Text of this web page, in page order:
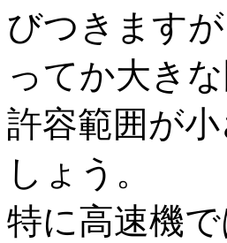
びつきます
ってか大き
許容範囲が
しょう。
特に高速機